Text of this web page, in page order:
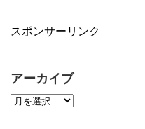
スポンサーリンク
アーカイブ